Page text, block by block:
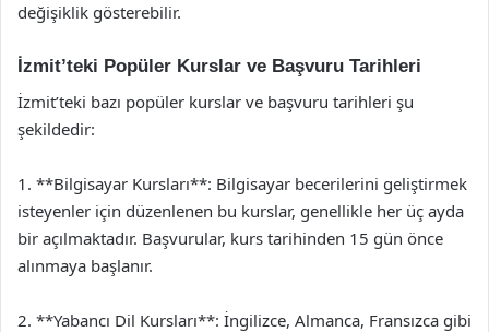
değişiklik gösterebilir.
İzmit’teki Popüler Kurslar ve Başvuru Tarihleri
İzmit’teki bazı popüler kurslar ve başvuru tarihleri şu
şekildedir:
1. **Bilgisayar Kursları**: Bilgisayar becerilerini geliştirmek
isteyenler için düzenlenen bu kurslar, genellikle her üç ayda
bir açılmaktadır. Başvurular, kurs tarihinden 15 gün önce
alınmaya başlanır.
2. **Yabancı Dil Kursları**: İngilizce, Almanca, Fransızca gibi